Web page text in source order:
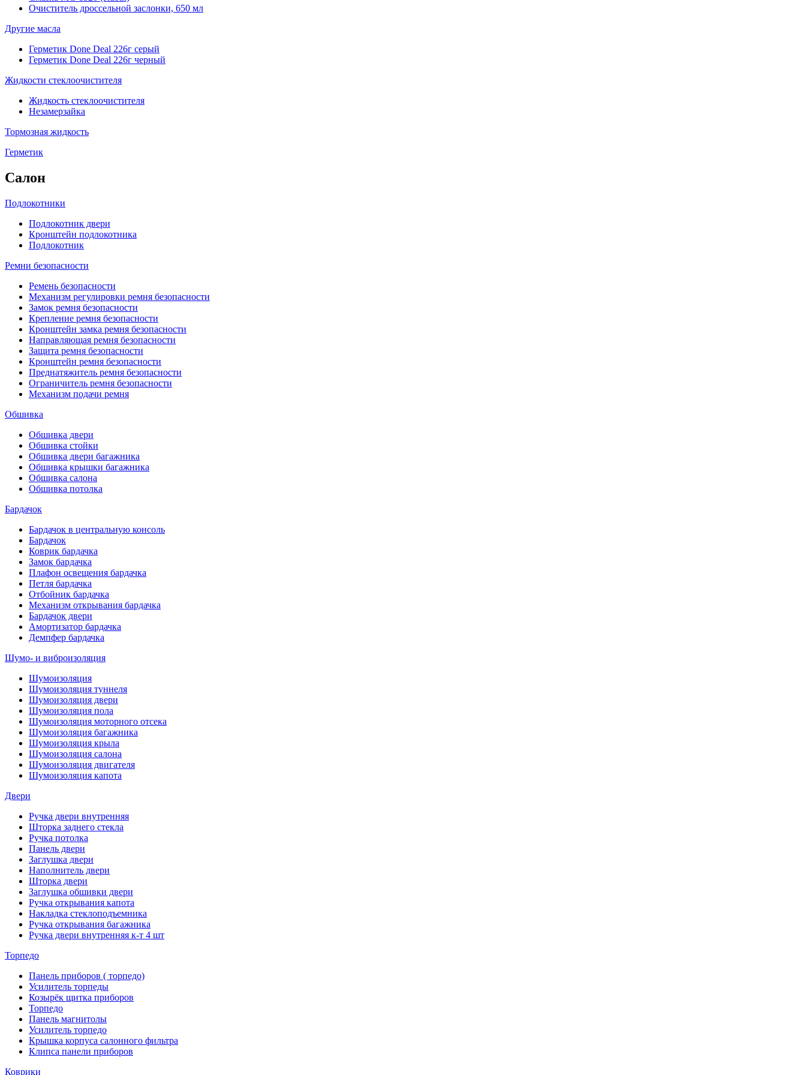
Очиститель дроссельной заслонки, 650 мл
Другие масла
Герметик Done Deal 226г серый
Герметик Done Deal 226г черный
Жидкости стеклоочистителя
Жидкость стеклоочистителя
Незамерзайка
Тормозная жидкость
Герметик
Салон
Подлокотники
Подлокотник двери
Кронштейн подлокотника
Подлокотник
Ремни безопасности
Ремень безопасности
Механизм регулировки ремня безопасности
Замок ремня безопасности
Крепление ремня безопасности
Кронштейн замка ремня безопасности
Направляющая ремня безопасности
Защита ремня безопасности
Кронштейн ремня безопасности
Преднатяжитель ремня безопасности
Ограничитель ремня безопасности
Механизм подачи ремня
Обшивка
Обшивка двери
Обшивка стойки
Обшивка двери багажника
Обшивка крышки багажника
Обшивка салона
Обшивка потолка
Бардачок
Бардачок в центральную консоль
Бардачок
Коврик бардачка
Замок бардачка
Плафон освещения бардачка
Петля бардачка
Отбойник бардачка
Механизм открывания бардачка
Бардачок двери
Амортизатор бардачка
Демпфер бардачка
Шумо- и виброизоляция
Шумоизоляция
Шумоизоляция туннеля
Шумоизоляция двери
Шумоизоляция пола
Шумоизоляция моторного отсека
Шумоизоляция багажника
Шумоизоляция крыла
Шумоизоляция салона
Шумоизоляция двигателя
Шумоизоляция капота
Двери
Ручка двери внутренняя
Шторка заднего стекла
Ручка потолка
Панель двери
Заглушка двери
Наполнитель двери
Шторка двери
Заглушка обшивки двери
Ручка открывания капота
Накладка стеклоподъемника
Ручка открывания багажника
Ручка двери внутренняя к-т 4 шт
Торпедо
Панель приборов ( торпедо)
Усилитель торпеды
Козырёк щитка приборов
Торпедо
Панель магнитолы
Усилитель торпедо
Крышка корпуса салонного фильтра
Клипса панели приборов
Коврики